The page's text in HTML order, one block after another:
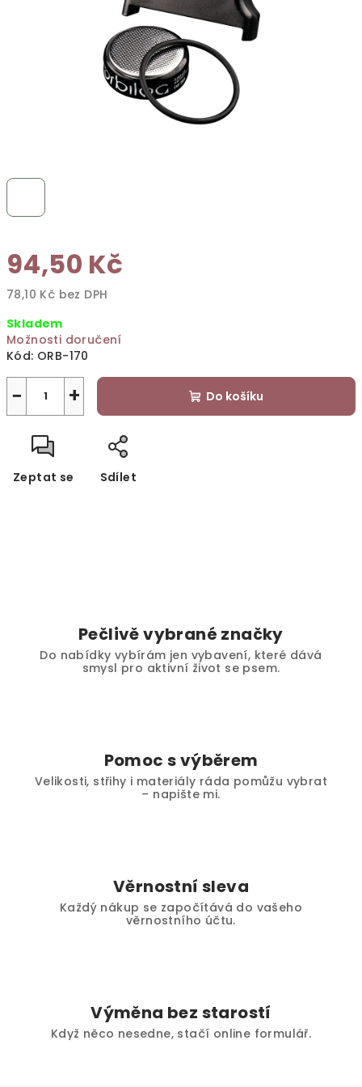
94,50 Kč
78,10 Kč bez DPH
cena:
Skladem
Možnosti doručení
Kód: ORB-170
+
− Do košíku
Zeptat se Sdílet
Pečlivě vybrané značky
Do nabídky vybírám jen vybavení, které dává
smysl pro aktivní život se psem.
Pomoc s výběrem
Velikosti, střihy i materiály ráda pomůžu vybrat
– napište mi.
Věrnostní sleva
Každý nákup se započítává do vašeho
věrnostního účtu.
Výměna bez starostí
Když něco nesedne, stačí online formulář.